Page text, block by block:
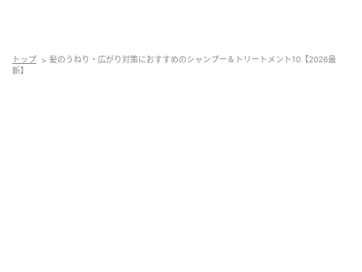
トップ
髪のうねり・広がり対策におすすめのシャンプー＆トリートメント10【2026最
新】